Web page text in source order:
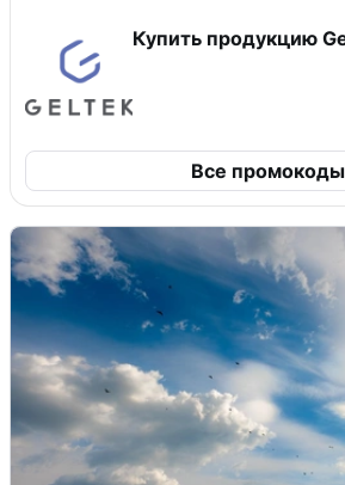
Купить продукцию
Все промокоды